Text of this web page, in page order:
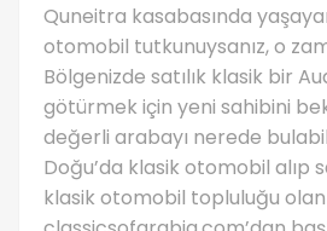
Quneitra kasabasında
otomobil tutkunuysanız, o
Bölgenizde satılık klasik bir
götürmek için yeni sahibini
değerli arabayı nerede
Doğu’da klasik otomobil alıp
klasik otomobil topluluğu olan